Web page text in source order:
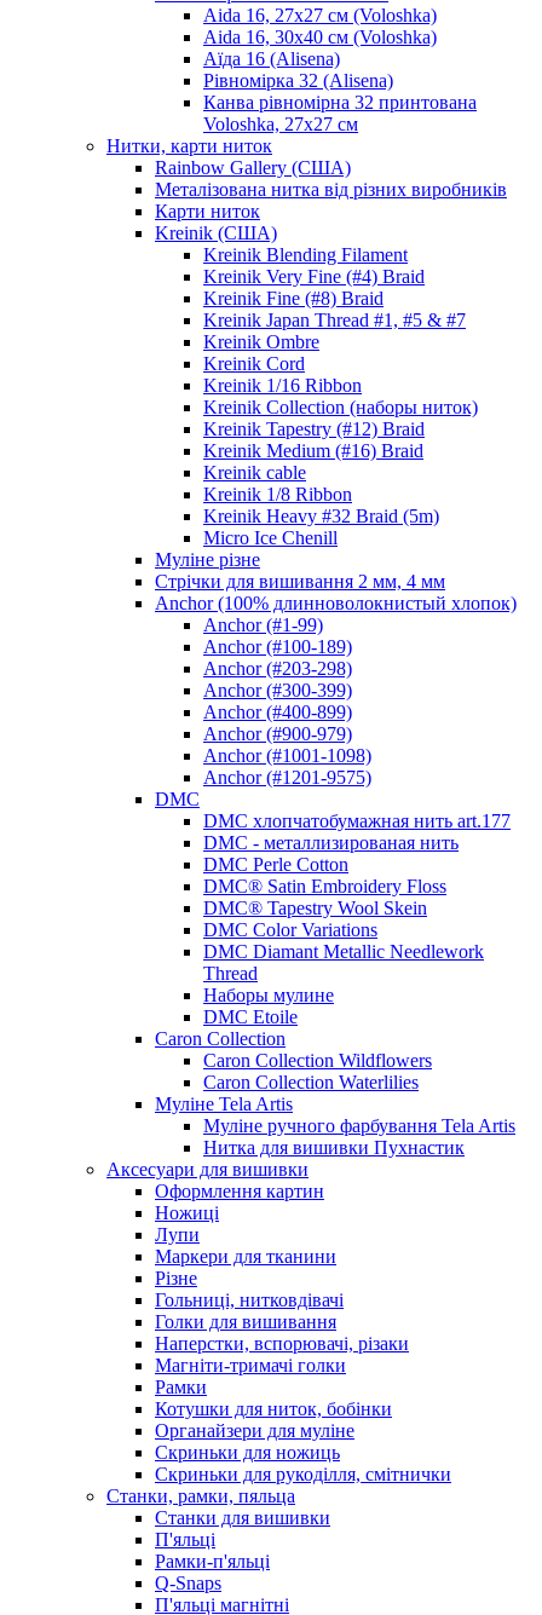
Aida 16, 27х27 см (Voloshka)
Aida 16, 30х40 см (Voloshka)
Аїда 16 (Alisena)
Рівномірка 32 (Alisena)
Канва рівномірна 32 принтована
Voloshka, 27х27 см
Нитки, карти ниток
Rainbow Gallery (США)
Металізована нитка від різних виробників
Карти ниток
Kreinik (США)
Kreinik Blending Filament
Kreinik Very Fine (#4) Braid
Kreinik Fine (#8) Braid
Kreinik Japan Thread #1, #5 & #7
Kreinik Ombre
Kreinik Cord
Kreinik 1/16 Ribbon
Kreinik Collection (наборы ниток)
Kreinik Tapestry (#12) Braid
Kreinik Medium (#16) Braid
Kreinik cable
Kreinik 1/8 Ribbon
Kreinik Heavy #32 Braid (5m)
Micro Ice Chenill
Муліне різне
Стрічки для вишивання 2 мм, 4 мм
Anchor (100% длинноволокнистый хлопок)
Anchor (#1-99)
Anchor (#100-189)
Anchor (#203-298)
Anchor (#300-399)
Anchor (#400-899)
Anchor (#900-979)
Anchor (#1001-1098)
Anchor (#1201-9575)
DMC
DMC хлопчатобумажная нить art.177
DMC - металлизированая нить
DMC Perle Cotton
DMC® Satin Embroidery Floss
DMC® Tapestry Wool Skein
DMC Color Variations
DMC Diamant Metallic Needlework
Thread
Наборы мулине
DMC Etoile
Caron Collection
Caron Collection Wildflowers
Caron Collection Waterlilies
Муліне Tela Artis
Муліне ручного фарбування Tela Artis
Нитка для вишивки Пухнастик
Аксесуари для вишивки
Оформлення картин
Ножиці
Лупи
Маркери для тканини
Різне
Гольниці, нитковдівачі
Голки для вишивання
Наперстки, вспорювачі, різаки
Магніти-тримачі голки
Рамки
Котушки для ниток, бобінки
Органайзери для муліне
Скриньки для ножиць
Скриньки для рукоділля, смітнички
Станки, рамки, пяльца
Станки для вишивки
П'яльці
Рамки-п'яльці
Q-Snaps
П'яльці магнітні